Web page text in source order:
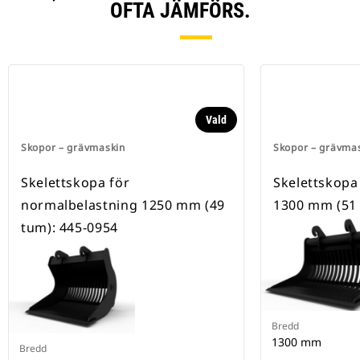
OFTA JÄMFÖRS.
Skopor – grävmaskin
Vald
Skelettskopa för
normalbelastning 1250 mm (49
tum): 445-0954
Bredd
Skopor –
1300 mm
Bredd
1300 mm